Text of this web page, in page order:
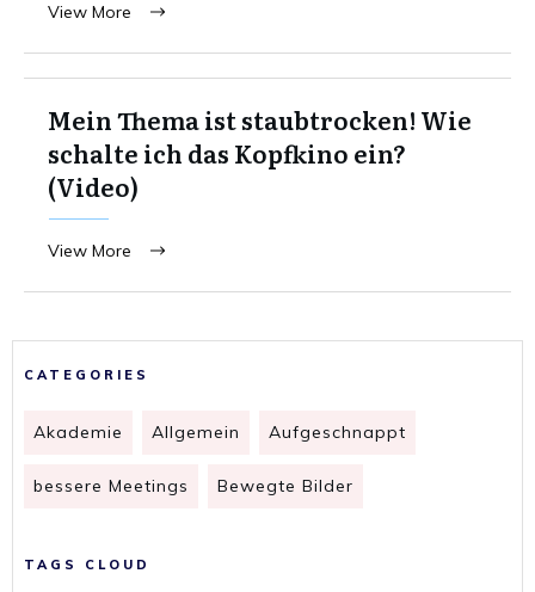
View More
Mein Thema ist staubtrocken! Wie
schalte ich das Kopfkino ein?
(Video)
View More
CATEGORIES
Akademie Allgemein Aufgeschnappt
bessere Meetings Bewegte Bilder
TAGS CLOUD